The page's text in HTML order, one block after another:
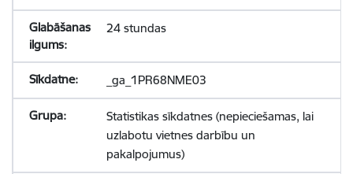
24 stundas
_ga_1PR68NME03
Statistikas sīkdatnes (nepieciešamas, lai
uzlabotu vietnes darbību un
pakalpojumus)